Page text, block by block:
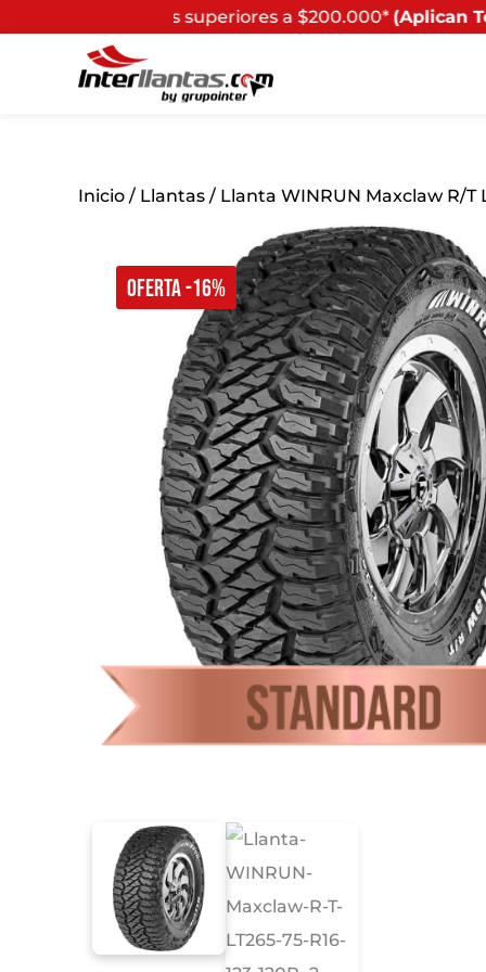
superiores a $200.000*(Aplican Términos y
OFERTA -16%
Inicio / Llantas / Llanta WINRUN Maxclaw R/T